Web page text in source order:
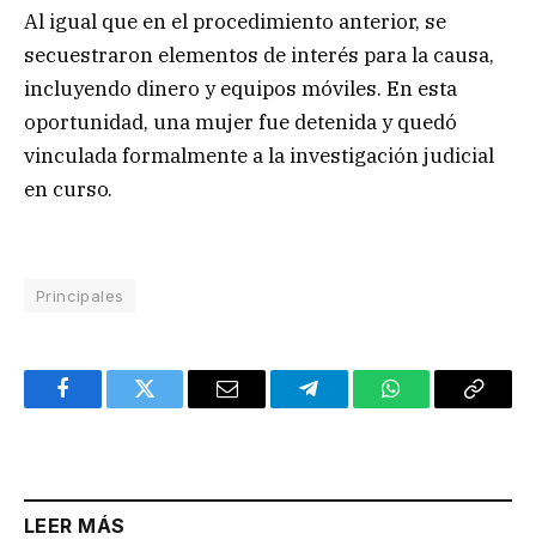
Al igual que en el procedimiento anterior, se
secuestraron elementos de interés para la causa,
incluyendo dinero y equipos móviles. En esta
oportunidad, una mujer fue detenida y quedó
vinculada formalmente a la investigación judicial
en curso.
Principales
FacebookTwitter Email TelegramWhatsAppCopy
LEER MÁS